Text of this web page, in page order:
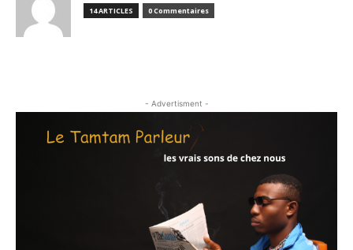
14 ARTICLES 0 Commentaires
- Advertisment -